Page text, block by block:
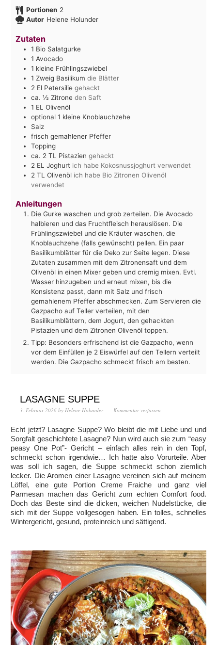
Portionen 2
Autor Helene Holunder
Zutaten
1 Bio Salatgurke
1 Avocado
1 kleine Frühlingszwiebel
1 Zweig Basilikum die Blätter
2 El Petersilie gehackt
ca. ½Zitrone den Saft
1 EL Olivenöl
optional 1 kleine Knoblauchzehe
Salz
frisch gemahlener Pfeffer
Topping
ca. 2 TL Pistazien gehackt
2 EL Joghurt ich habe Kokosnussjoghurt verwendet
2 TL Olivenöl ich habe Bio Zitronen Olivenöl
verwendet
Anleitungen
Die Gurke waschen und grob zerteilen. Die Avocado
halbieren und das Fruchtfleisch herauslösen. Die
Frühlingszwiebel und die Kräuter waschen, die
Knoblauchzehe (falls gewünscht) pellen. Ein paar
Basilikumblätter für die Deko zur Seite legen. Diese
Zutaten zusammen mit dem Zitronensaft und dem
Olivenöl in einen Mixer geben und cremig mixen. Evtl.
Wasser hinzugeben und erneut mixen, bis die
Konsistenz passt, dann mit Salz und frisch
gemahlenem Pfeffer abschmecken. Zum Servieren die
Gazpacho auf Teller verteilen, mit den
Basilikumblättern, dem Jogurt, den gehackten
Pistazien und dem Zitronen Olivenöl toppen.
Tipp: Besonders erfrischend ist die Gazpacho, wenn
vor dem Einfüllen je 2 Eiswürfel auf den Tellern verteilt
werden. Die Gazpacho schmeckt frisch am besten.
LASAGNE SUPPE
3. Februar 2026 by Helene Holunder Kommentar verfassen
Echt jetzt? Lasagne Suppe? Wo bleibt die mit Liebe und und
Sorgfalt geschichtete Lasagne? Nun wird auch sie zum “easy
peasy One Pot”- Gericht – einfach alles rein in den Topf,
schmeckt schon irgendwie… Ich hatte also Vorurteile. Aber
was soll ich sagen, die Suppe schmeckt schon ziemlich
lecker. Die Aromen einer Lasagne vereinen sich auf meinem
Löffel, eine gute Portion Creme Fraiche und ganz viel
Parmesan machen das Gericht zum echten Comfort food.
Doch das Beste sind die dicken, weichen Nudelstücke, die
sich mit der Suppe vollgesogen haben. Ein tolles, schnelles
Wintergericht, gesund, proteinreich und sättigend.